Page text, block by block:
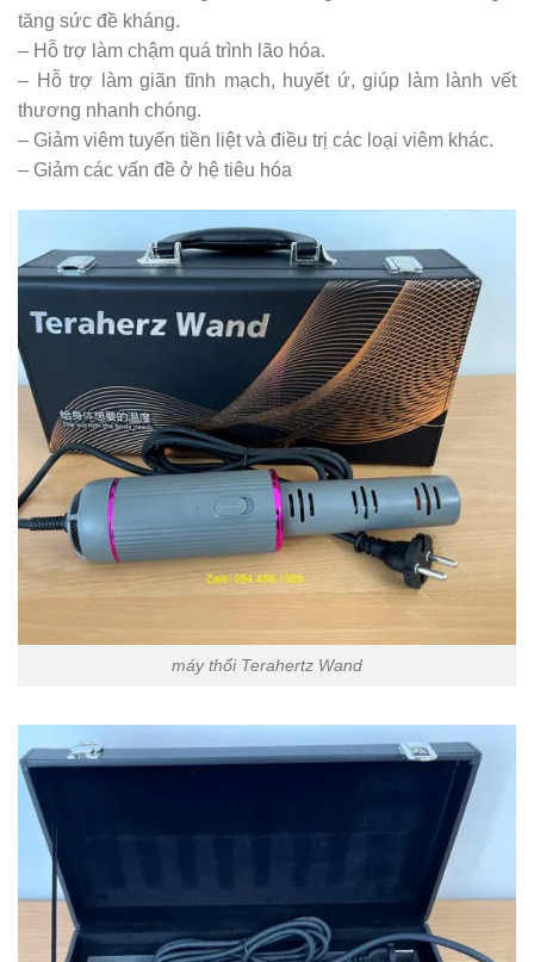
tăng sức đề kháng.
– Hỗ trợ làm chậm quá trình lão hóa.
– Hỗ trợ làm giãn tĩnh mạch, huyết ứ, giúp làm lành vết
thương nhanh chóng.
– Giảm viêm tuyến tiền liệt và điều trị các loại viêm khác.
– Giảm các vấn đề ở hệ tiêu hóa
máy thổi Terahertz Wand